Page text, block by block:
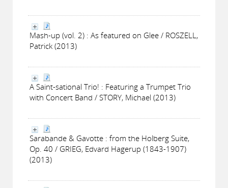
Mash-up (vol. 2) : As featured on Glee / ROSZELL,
Patrick (2013)
A Saint-sational Trio! : Featuring a Trumpet Trio
with Concert Band / STORY, Michael (2013)
Sarabande & Gavotte : from the Holberg Suite,
Op. 40 / GRIEG, Edvard Hagerup (1843-1907)
(2013)